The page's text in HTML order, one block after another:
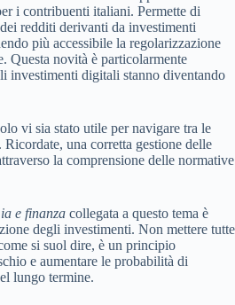
i contribuenti italiani. Permette di
redditi derivanti da investimenti
più accessibile la regolarizzazione
Questa novità è particolarmente
investimenti digitali stanno diventando
vi sia stato utile per navigare tra le
una corretta gestione delle
la comprensione delle normative
e finanza collegata a questo tema è
degli investimenti. Non mettere tutte
si suol dire, è un principio
e aumentare le probabilità di
lungo termine.